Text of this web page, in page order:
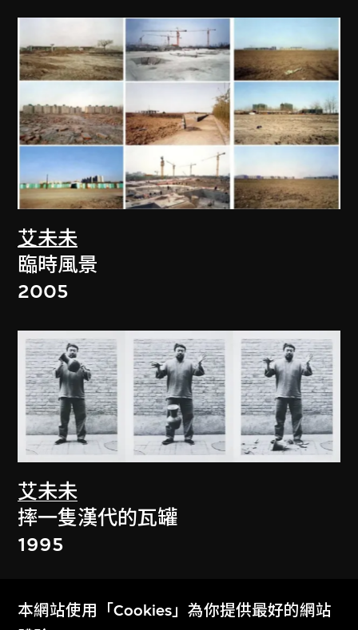
艾未未
臨時風景
2005
艾未未
摔一隻漢代的瓦罐
1995
本網站使用「Cookies」為你提供最好的網站